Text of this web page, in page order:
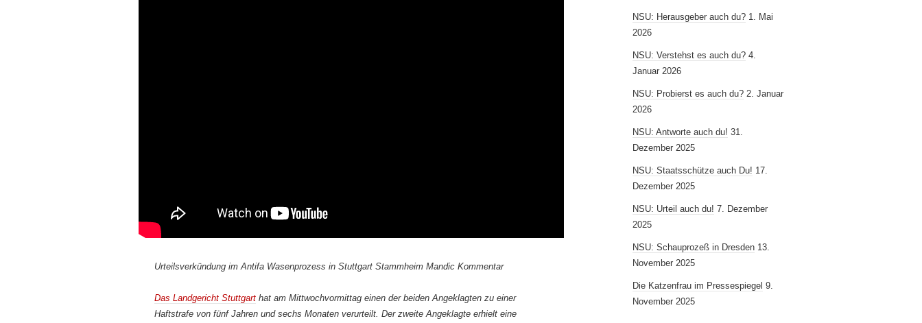
Urteilsverkündung im Antifa Wasenprozess in Stuttgart Stammheim Mandic Kommentar
Das Landgericht Stuttgart hat am Mittwochvormittag einen der beiden Angeklagten zu einer
Haftstrafe von fünf Jahren und sechs Monaten verurteilt. Der zweite Angeklagte erhielt eine
NSU: Herausgeber auch du? 1. Mai
2026
NSU: Verstehst es auch du? 4.
Januar 2026
NSU: Probierst es auch du? 2. Januar
2026
NSU: Antworte auch du! 31.
Dezember 2025
NSU: Staatsschütze auch Du! 17.
Dezember 2025
NSU: Urteil auch du! 7. Dezember
2025
NSU: Schauprozeß in Dresden 13.
November 2025
Die Katzenfrau im Pressespiegel 9.
November 2025